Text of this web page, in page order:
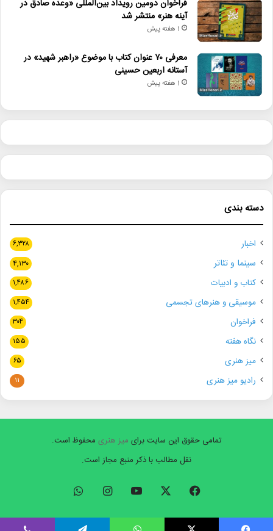
فراخوان دومین رویداد بین‌المللی «وعده صادق در
آینه هنر» منتشر شد
1 هفته پیش
معرفی ۷۰ عنوان کتاب با موضوع «راهبر شهید» در
آستانه اربعین حسینی
1 هفته پیش
دسته بندی
اخبار ۶,۳۲۸
سینما و تئاتر ۴,۱۳۰
کتاب و ادبیات ۱,۴۸۶
موسیقی و هنرهای تجسمی ۱,۴۵۴
فراخوان ۳۰۴
نگاه هفته ۱۵۵
میز هنری ۶۵
رادیو میز هنری ۱۱
تمامی حقوق این سایت برای میز هنری محفوظ است.
نقل مطالب با ذکر منبع مجاز است.
فیسبوک ایکس یوتیوب اینستاگرام
آپ